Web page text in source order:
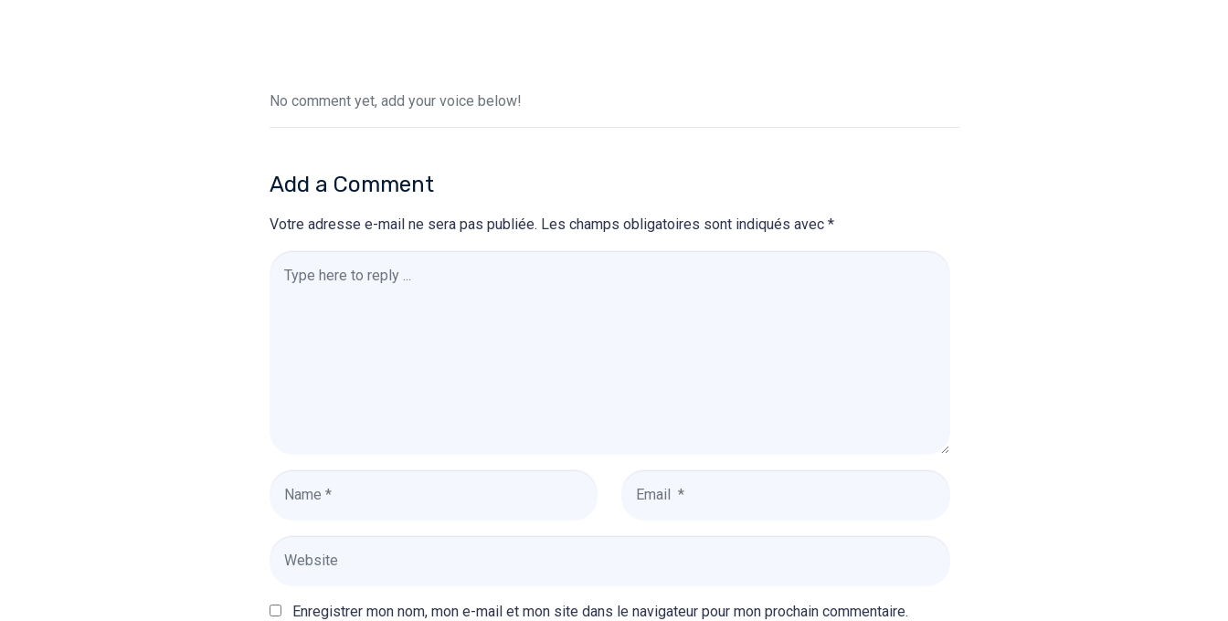
No comment yet, add your voice below!
Add a Comment
Votre adresse e-mail ne sera pas publiée. Les champs obligatoires sont indiqués avec *
Enregistrer mon nom, mon e-mail et mon site dans le navigateur pour mon prochain commentaire.